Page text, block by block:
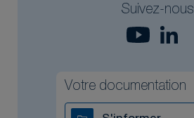
Suivez-nous
Votre documentation